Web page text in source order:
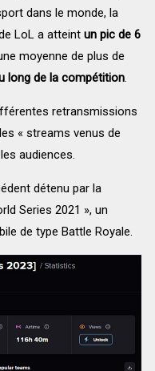
dans le monde, la
LoL a atteint un pic de 6
moyenne de plus de
long de la compétition.
retransmissions
« streams venus de
audiences.
détenu par la
Series 2021 », un
de type Battle Royale.